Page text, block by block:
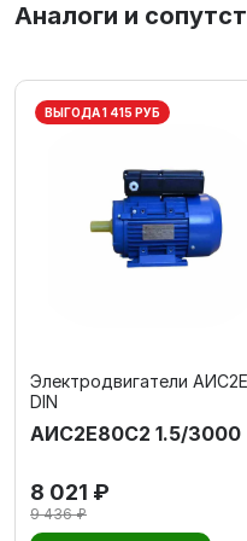
Аналоги и
ВЫГОДА 1 415 РУБ
Электродвигатели АИС2Е
DIN
АИС2Е80С2 1.5/3000
8 021 ₽
9 436 ₽